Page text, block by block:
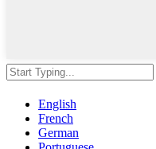
English
French
German